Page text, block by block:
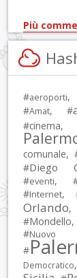
Più
#aeroporti,
#Amat, #
#cinema,
comunale,
#Diego
#eventi,
#Internet,
Orlando
#Mondello
#
#
Democratico